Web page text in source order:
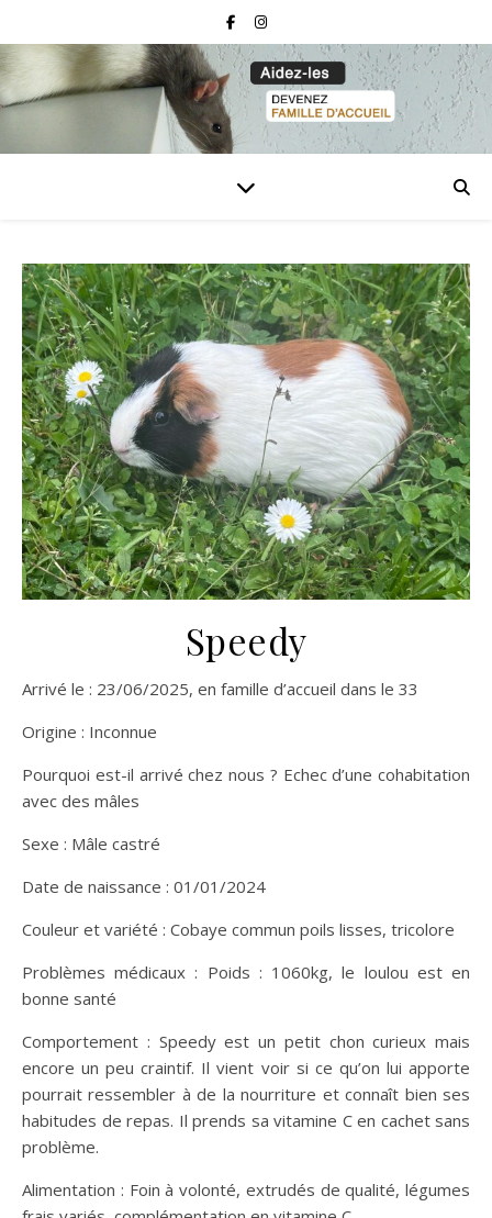
Speedy
Arrivé le : 23/06/2025, en famille d’accueil dans le 33
Origine : Inconnue
Pourquoi est-il arrivé chez nous ? Echec d’une cohabitation
avec des mâles
Sexe : Mâle castré
Date de naissance : 01/01/2024
Couleur et variété : Cobaye commun poils lisses, tricolore
Problèmes médicaux : Poids : 1060kg, le loulou est en
bonne santé
Comportement : Speedy est un petit chon curieux mais
encore un peu craintif. Il vient voir si ce qu’on lui apporte
pourrait ressembler à de la nourriture et connaît bien ses
habitudes de repas. Il prends sa vitamine C en cachet sans
problème.
Alimentation : Foin à volonté, extrudés de qualité, légumes